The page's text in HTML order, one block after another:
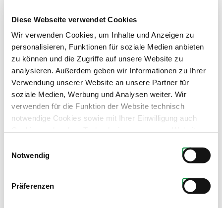
Diese Webseite verwendet Cookies
Wir verwenden Cookies, um Inhalte und Anzeigen zu
personalisieren, Funktionen für soziale Medien anbieten
zu können und die Zugriffe auf unsere Website zu
analysieren. Außerdem geben wir Informationen zu Ihrer
Verwendung unserer Website an unsere Partner für
soziale Medien, Werbung und Analysen weiter. Wir
verwenden für die Funktion der Website technisch
notwendige Cookies sowie mit Ihrer Einwilligung auch
zu personalisieren, Funktionen für soziale Medien
anbieten zu können, externe Inhalte einzubinden und
personalisierte Werbung auf anderen Plattformen zu
zeigen. Dazu teilen wir Informationen zu Ihrer
Notwendig
Präferenzen
nachhaltige Mode mit dem ikonischen "Bären"-
Logo bekannt ist.
Die Marke bietet nachhaltig produzierte
Kleidungsstäcke mit verspielten Designs an, die in
über 40 Ländern etabliert sind.
Der Steiermark-Filou Bär wurde in Kooperation mit
dem jungen Label designt und produziert, weitere